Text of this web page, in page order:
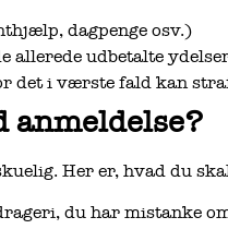
dagpenge osv.)
allerede udbetalte
det i værste fald kan
anmeldelse?
Her er, hvad du
du har mistanke